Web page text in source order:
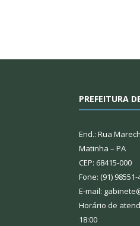
PREFEITURA
End.: Rua
Matinha – PA
CEP: 68415-000
Fone: (91) 98551-
E-mail:
Horário de
18:00